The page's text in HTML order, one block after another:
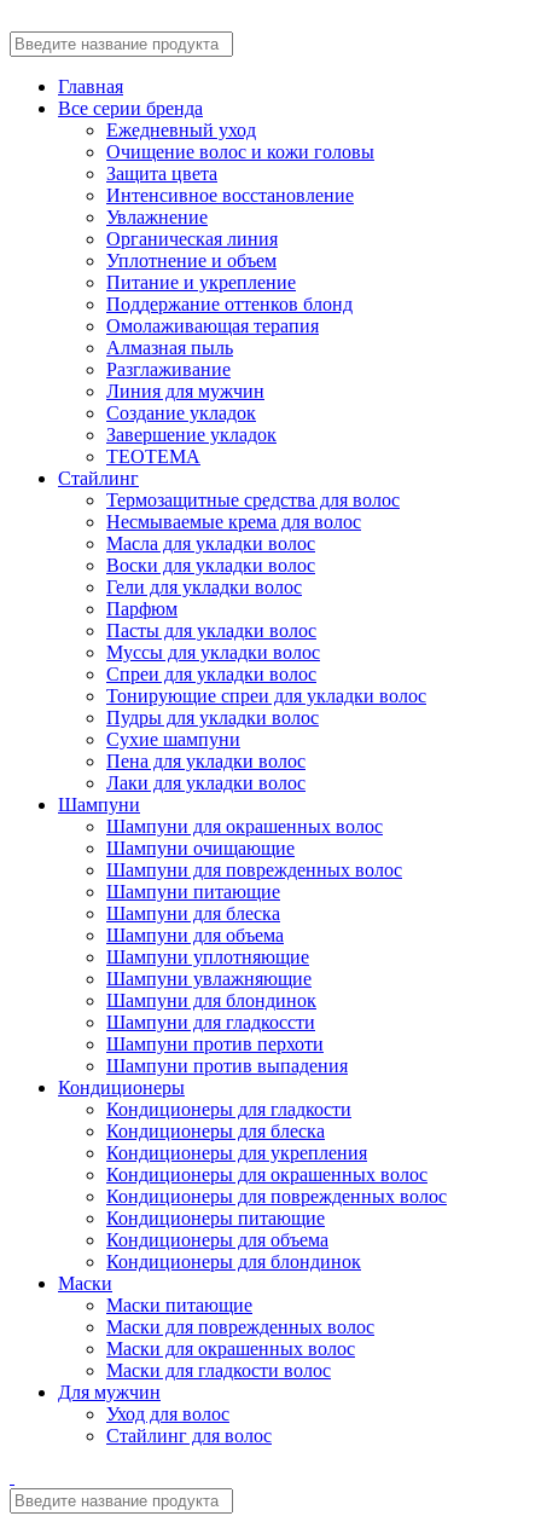
Главная
Все серии бренда
Ежедневный уход
Очищение волос и кожи головы
Защита цвета
Интенсивное восстановление
Увлажнение
Органическая линия
Уплотнение и объем
Питание и укрепление
Поддержание оттенков блонд
Омолаживающая терапия
Алмазная пыль
Разглаживание
Линия для мужчин
Создание укладок
Завершение укладок
TEOTEMA
Стайлинг
Термозащитные средства для волос
Несмываемые крема для волос
Масла для укладки волос
Воски для укладки волос
Гели для укладки волос
Парфюм
Пасты для укладки волос
Муссы для укладки волос
Спреи для укладки волос
Тонирующие спреи для укладки волос
Пудры для укладки волос
Сухие шампуни
Пена для укладки волос
Лаки для укладки волос
Шампуни
Шампуни для окрашенных волос
Шампуни очищающие
Шампуни для поврежденных волос
Шампуни питающие
Шампуни для блеска
Шампуни для объема
Шампуни уплотняющие
Шампуни увлажняющие
Шампуни для блондинок
Шампуни для гладкоссти
Шампуни против перхоти
Шампуни против выпадения
Кондиционеры
Кондиционеры для гладкости
Кондиционеры для блеска
Кондиционеры для укрепления
Кондиционеры для окрашенных волос
Кондиционеры для поврежденных волос
Кондиционеры питающие
Кондиционеры для объема
Кондиционеры для блондинок
Маски
Маски питающие
Маски для поврежденных волос
Маски для окрашенных волос
Маски для гладкости волос
Для мужчин
Уход для волос
Стайлинг для волос